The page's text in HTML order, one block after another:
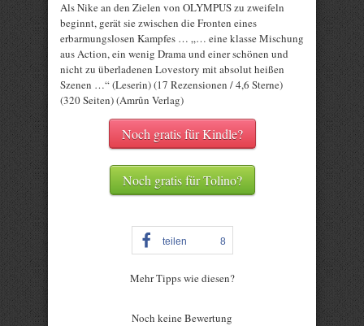
Als Nike an den Zielen von OLYMPUS zu zweifeln
beginnt, gerät sie zwischen die Fronten eines
erbarmungslosen Kampfes … „… eine klasse Mischung
aus Action, ein wenig Drama und einer schönen und
nicht zu überladenen Lovestory mit absolut heißen
Szenen …“ (Leserin) (17 Rezensionen / 4,6 Sterne)
(320 Seiten) (Amrûn Verlag)
Noch gratis für Kindle?
Noch gratis für Tolino?
teilen 8
Mehr Tipps wie diesen?
Noch keine Bewertung